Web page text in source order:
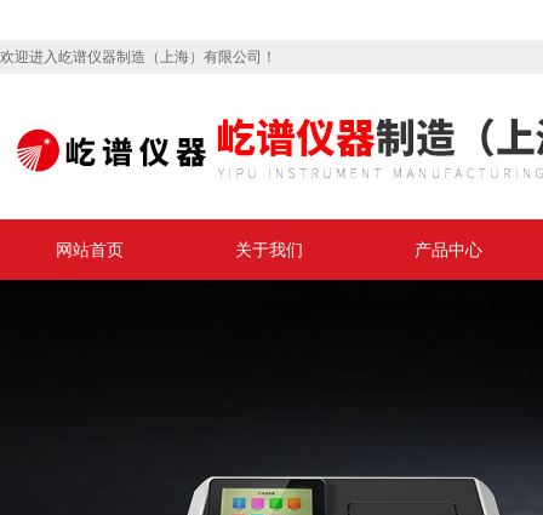
欢迎进入屹谱仪器制造（上海）有限公司！
网站首页 关于我们 产品中心